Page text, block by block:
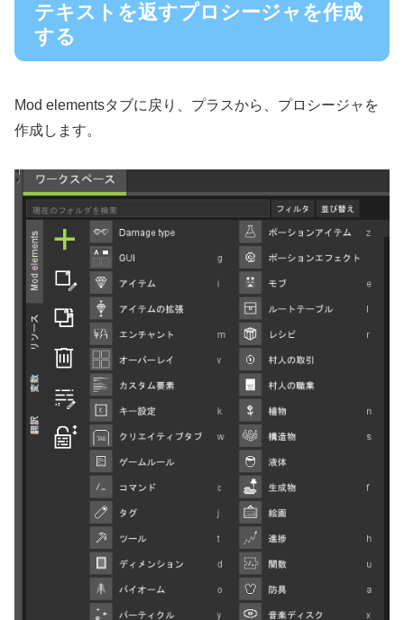
テキストを返すプロシージャを作成
する
Mod elementsタブに戻り、プラスから、プロシージャを
作成します。